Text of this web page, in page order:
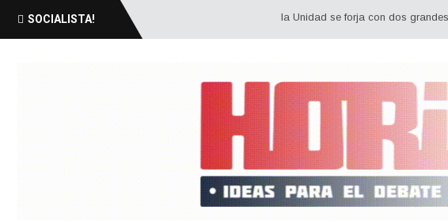
SOCIALISTA! la Unidad se forja con dos grandes